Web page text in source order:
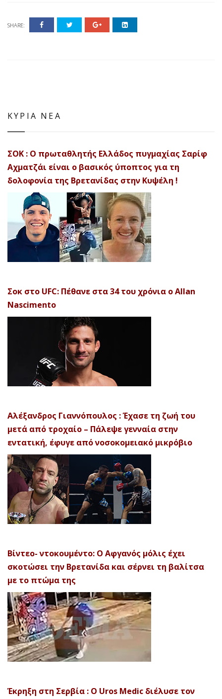
SHARE:
ΚΥΡΙΑ ΝΕΑ
ΣΟΚ : Ο πρωταθλητής Ελλάδος πυγμαχίας Σαρίφ
Αχματζάι είναι ο βασικός ύποπτος για τη
δολοφονία της Βρετανίδας στην Κυψέλη !
Σοκ στο UFC: Πέθανε στα 34 του χρόνια ο Allan
Nascimento
Αλέξανδρος Γιαννόπουλος : Έχασε τη ζωή του
μετά από τροχαίο – Πάλεψε γενναία στην
εντατική, έφυγε από νοσοκομειακό μικρόβιο
Βίντεο- ντοκουμέντο: Ο Αφγανός μόλις έχει
σκοτώσει την Βρετανίδα και σέρνει τη βαλίτσα
με το πτώμα της
Έκρηξη στη Σερβία : Ο Uros Medic διέλυσε τον